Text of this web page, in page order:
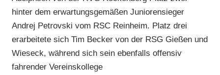
hinter dem erwartungsgemäßen Juniorensieger
Andrej Petrovski vom RSC Reinheim. Platz drei
erarbeitete sich Tim Becker von der RSG Gießen und
Wieseck, während sich sein ebenfalls offensiv
fahrender Vereinskollege